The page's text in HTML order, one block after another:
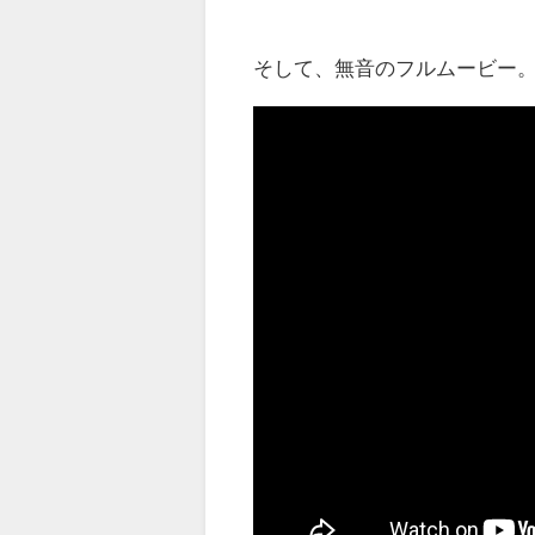
そして、無音のフルムービー